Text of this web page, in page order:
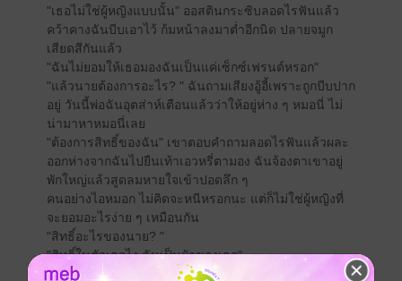
"เธอไม่ใช่ผู้หญิงแบบนั้น" ออสตินกระซิบลอดไรฟันแล้ว
คว้าคางฉันบีบเอาไว้ ก้มหน้าลงมาต่ำอีกนิด ปลายจมูก
เสียดสีกันแล้ว
"ฉันไม่ยอมให้เธอมองฉันเป็นแค่เซ็กซ์เฟรนด์หรอก"
"แล้วนายต้องการอะไร? " ฉันถามเสียงอู้อี้เพราะถูกบีบปาก
อยู่ วันนี้พ่อฉันอุตส่าห์เตือนแล้วว่าให้อยู่ห่าง ๆ หมอนี่ ไม่
น่ามาหาหมอนี่เลย
"ต้องการสิทธิ์ของฉัน" เขาตอบคำถามลอดไรฟันแล้วผละ
ออกห่างจากฉันไปยืนเท้าเอวหรี่ตามอง ฉันจ้องตาเขาอยู่
พักใหญ่แล้วสูดลมหายใจเข้าปอดลึก ๆ
คนอย่างไอหมอก ไม่คิดจะหนีหรอกนะ แต่ก็ไม่ใช่ผู้หญิงที่
จะยอมอะไรง่าย ๆ เหมือนกัน
"สิทธิ์อะไรของนาย? "
"สิทธิ์ในตัวเธอไง ฉันเป็นผัวของเธอ"